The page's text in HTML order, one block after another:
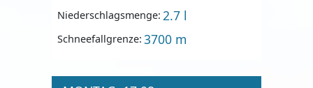
Niederschlagsmenge: 2.7 l
Schneefallgrenze: 3700 m